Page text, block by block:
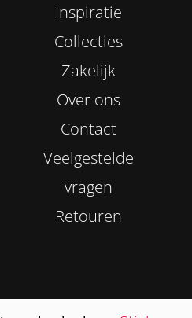
Inspiratie
Collecties
Zakelijk
Over ons
Contact
Veelgestelde
vragen
Retouren